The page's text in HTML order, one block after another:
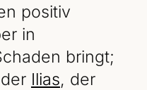
positiv
in
bringt;
Ilias, der